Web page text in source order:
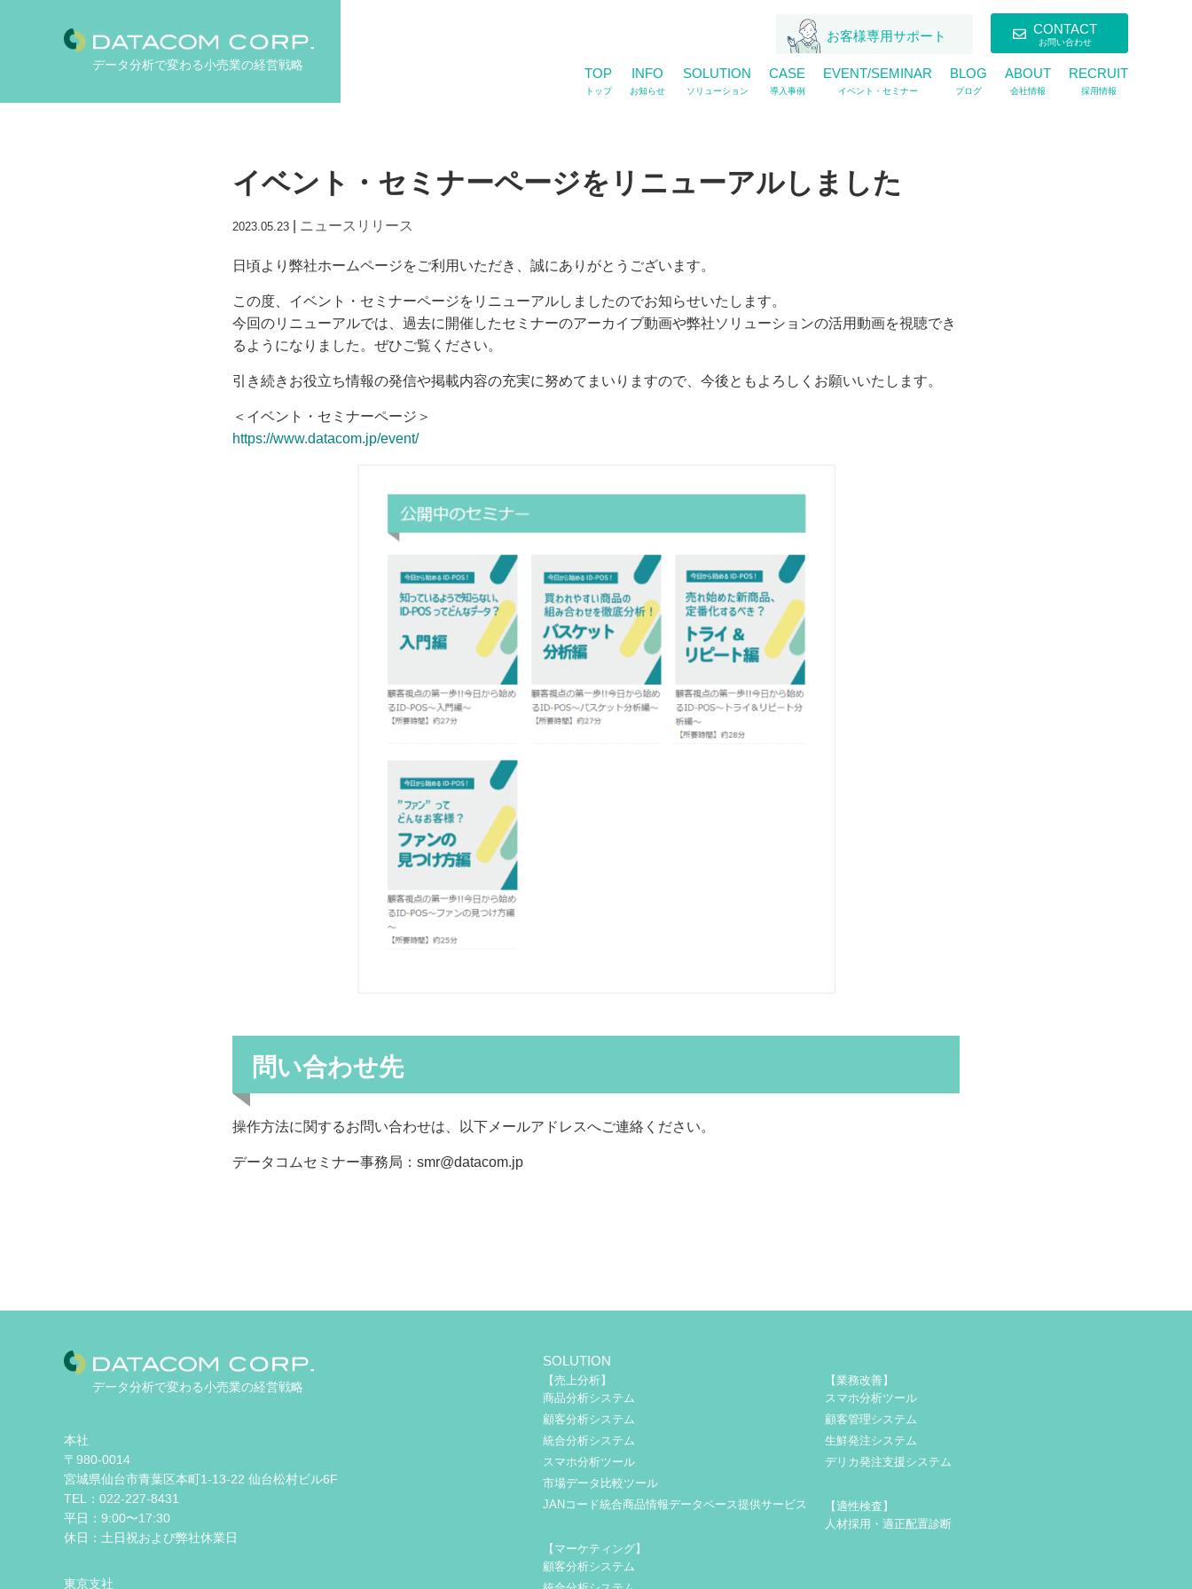
データ分析で変わる小売業の経営戦略
お客様専用サポート CONTACT
お問い合わせ
TOP
トップ
INFO
お知らせ
SOLUTION
ソリューション
CASE
導入事例
EVENT/SEMINAR
イベント・セミナー
BLOG
ブログ
ABOUT
会社情報
RECRUIT
採用情報
イベント・セミナーページをリニューアルしました
2023.05.23 ニュースリリース
日頃より弊社ホームページをご利用いただき、誠にありがとうございます。
この度、イベント・セミナーページをリニューアルしましたのでお知らせいたします。
今回のリニューアルでは、過去に開催したセミナーのアーカイブ動画や弊社ソリューションの活用動画を視聴でき
るようになりました。ぜひご覧ください。
引き続きお役立ち情報の発信や掲載内容の充実に努めてまいりますので、今後ともよろしくお願いいたします。
＜イベント・セミナーページ＞
https://www.datacom.jp/event/
問い合わせ先
操作方法に関するお問い合わせは、以下メールアドレスへご連絡ください。
データコムセミナー事務局：smr@datacom.jp
データ分析で変わる小売業の経営戦略
本社
〒980-0014
宮城県仙台市青葉区本町1-13-22 仙台松村ビル6F
TEL：022-227-8431
平日：9:00〜17:30
休日：土日祝および弊社休業日
東京支社
SOLUTION
【売上分析】
商品分析システム
顧客分析システム
統合分析システム
スマホ分析ツール
市場データ比較ツール
JANコード統合商品情報データベース提供サービス
【マーケティング】
顧客分析システム
【業務改善】
スマホ分析ツール
顧客管理システム
生鮮発注システム
デリカ発注支援システム
【適性検査】
人材採用・適正配置診断